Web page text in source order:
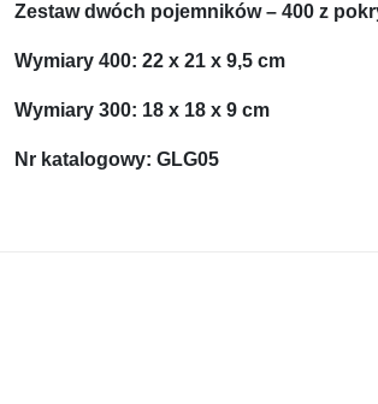
Zestaw dwóch pojemników – 400 z
Wymiary 400: 22 x 21 x 9,5 cm
Wymiary 300: 18 x 18 x 9 cm
Nr katalogowy: GLG05